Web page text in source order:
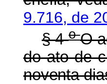
9.716, de
§ 4oO
do ato de
noventa